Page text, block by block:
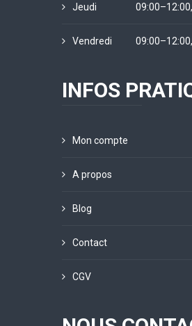
Jeudi
Vendredi
INFOS
Mon compte
A propos
Blog
Contact
CGV